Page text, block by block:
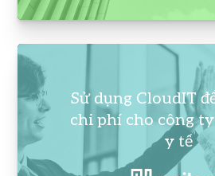
Sử dụng CloudIT
chi phí cho công
y tế